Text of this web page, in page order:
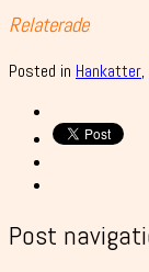
Relaterade
Posted in Hankatter,
Post